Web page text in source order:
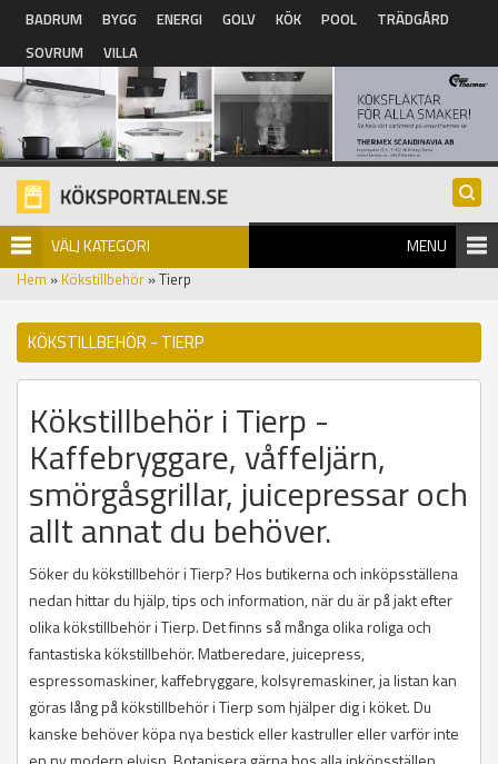
Hoppa till huvudinnehåll
BADRUM BYGG ENERGI GOLV KÖK POOL
TRÄDGÅRD
SOVRUM
VILLA
VÄLJ KATEGORI MENU
Hem » Kökstillbehör » Tierp
KÖKSTILLBEHÖR - TIERP
Kökstillbehör i Tierp -
Kaffebryggare, våffeljärn,
smörgåsgrillar, juicepressar och
allt annat du behöver.
Söker du kökstillbehör i Tierp? Hos butikerna och inköpsställena
nedan hittar du hjälp, tips och information, när du är på jakt efter
olika kökstillbehör i Tierp. Det finns så många olika roliga och
fantastiska kökstillbehör. Matberedare, juicepress,
espressomaskiner, kaffebryggare, kolsyremaskiner, ja listan kan
göras lång på kökstillbehör i Tierp som hjälper dig i köket. Du
kanske behöver köpa nya bestick eller kastruller eller varför inte